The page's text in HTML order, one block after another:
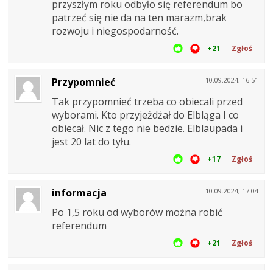
przyszłym roku odbyło się referendum bo
patrzeć się nie da na ten marazm,brak
rozwoju i niegospodarność.
+21 Zgłoś
10.09.2024, 16:51
Przypomnieć
Tak przypomnieć trzeba co obiecali przed
wyborami. Kto przyjeżdżał do Elbląga I co
obiecał. Nic z tego nie bedzie. Elblaupada i
jest 20 lat do tyłu.
+17 Zgłoś
10.09.2024, 17:04
informacja
Po 1,5 roku od wyborów można robić
referendum
+21 Zgłoś